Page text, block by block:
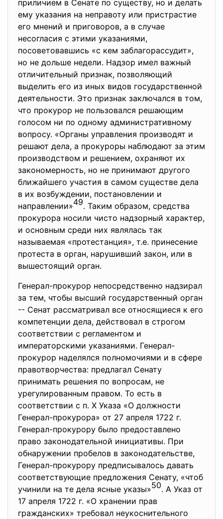
приличием в Сенате по существу, но и делать
ему указания на неправоту или пристрастие
его мнений и приговоров, а в случае
несогласия с этими указаниями,
посоветовавшись «с кем заблагорассудит»,
но не дольше недели. Надзор имел важный
отличительный признак, позволяющий
выделить его из иных видов государственной
деятельности. Это признак заключался в том,
что прокурор не пользовался решающим
голосом ни по одному административному
вопросу. «Органы управления производят и
решают дела, а прокуроры наблюдают за этим
производством и решением, охраняют их
закономерность, но не принимают другого
ближайшего участия в самом существе дела
в их возбуждении, постановлении и
направлении»49. Таким образом, средства
прокурора носили чисто надзорный характер,
и основным среди них являлась так
называемая «протестанция», т.е. принесение
протеста в орган, нарушивший закон, или в
вышестоящий орган.
Генерал-прокурор непосредственно надзирал
за тем, чтобы высший государственный орган
-- Сенат рассматривал все относящиеся к его
компетенции дела, действовал в строгом
соответствии с регламентом и
императорскими указаниями. Генерал-
прокурор наделялся полномочиями и в сфере
правотворчества: предлагал Сенату
принимать решения по вопросам, не
урегулированным правом. То есть в
соответствии с п. X Указа «О должности
Генерал-прокурора» от 27 апреля 1722 г.
Генерал-прокурору было предоставлено
право законодательной инициативы. При
обнаружении пробелов в законодательстве,
Генерал-прокурору предписывалось давать
соответствующие предложения Сенату, «чтоб
учинили на те дела ясные указы»50. А Указ от
17 апреля 1722 г. «О хранении прав
гражданских» требовал неукоснительного